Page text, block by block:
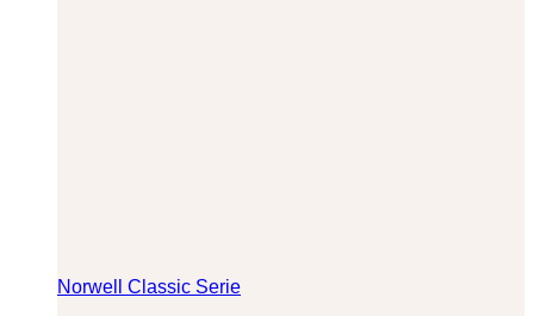
Norwell Classic Serie